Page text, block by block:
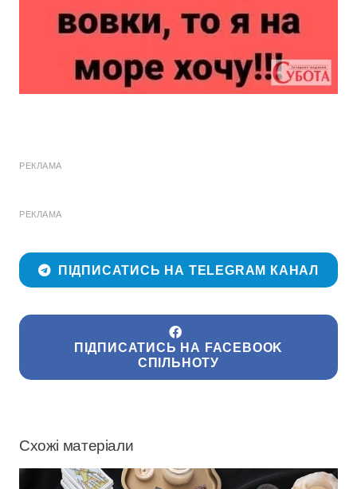
РЕКЛАМА
РЕКЛАМА
ПІДПИСАТИСЬ НА TELEGRAM КАНАЛ
ПІДПИСАТИСЬ НА FACEBOOK
СПІЛЬНОТУ
Схожі матеріали